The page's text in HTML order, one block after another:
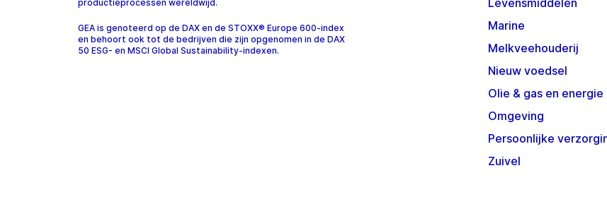
productieprocessen wereldwijd.
GEA is genoteerd op de DAX en de STOXX® Europe 600-index
en behoort ook tot de bedrijven die zijn opgenomen in de DAX
50 ESG- en MSCI Global Sustainability-indexen.
Levensmiddelen
Marine
Melkveehouderij
Nieuw voedsel
Olie & gas en energie
Omgeving
Persoonlijke
Zuivel